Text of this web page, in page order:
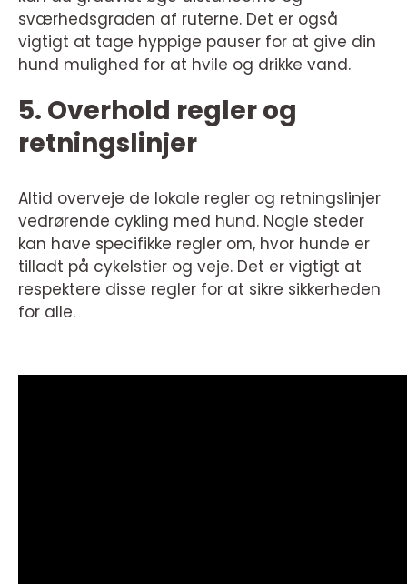
sværhedsgraden af ruterne. Det er også
vigtigt at tage hyppige pauser for at give din
hund mulighed for at hvile og drikke vand.
5. Overhold regler og
retningslinjer
Altid overveje de lokale regler og retningslinjer
vedrørende cykling med hund. Nogle steder
kan have specifikke regler om, hvor hunde er
tilladt på cykelstier og veje. Det er vigtigt at
respektere disse regler for at sikre sikkerheden
for alle.